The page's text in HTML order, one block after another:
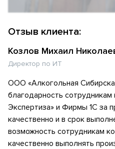
Отзыв клиента:
Козлов Михаил
Директор по ИТ
ООО «Алкогольная
благодарность
Экспертиза» и Фирмы 1С за
качественно и в срок
возможность сотрудникам
качественно выполнять